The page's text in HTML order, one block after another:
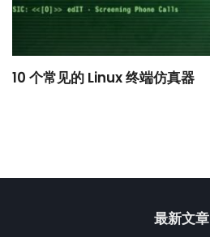
10 个常见的 Linux 终端仿真器
最新文章